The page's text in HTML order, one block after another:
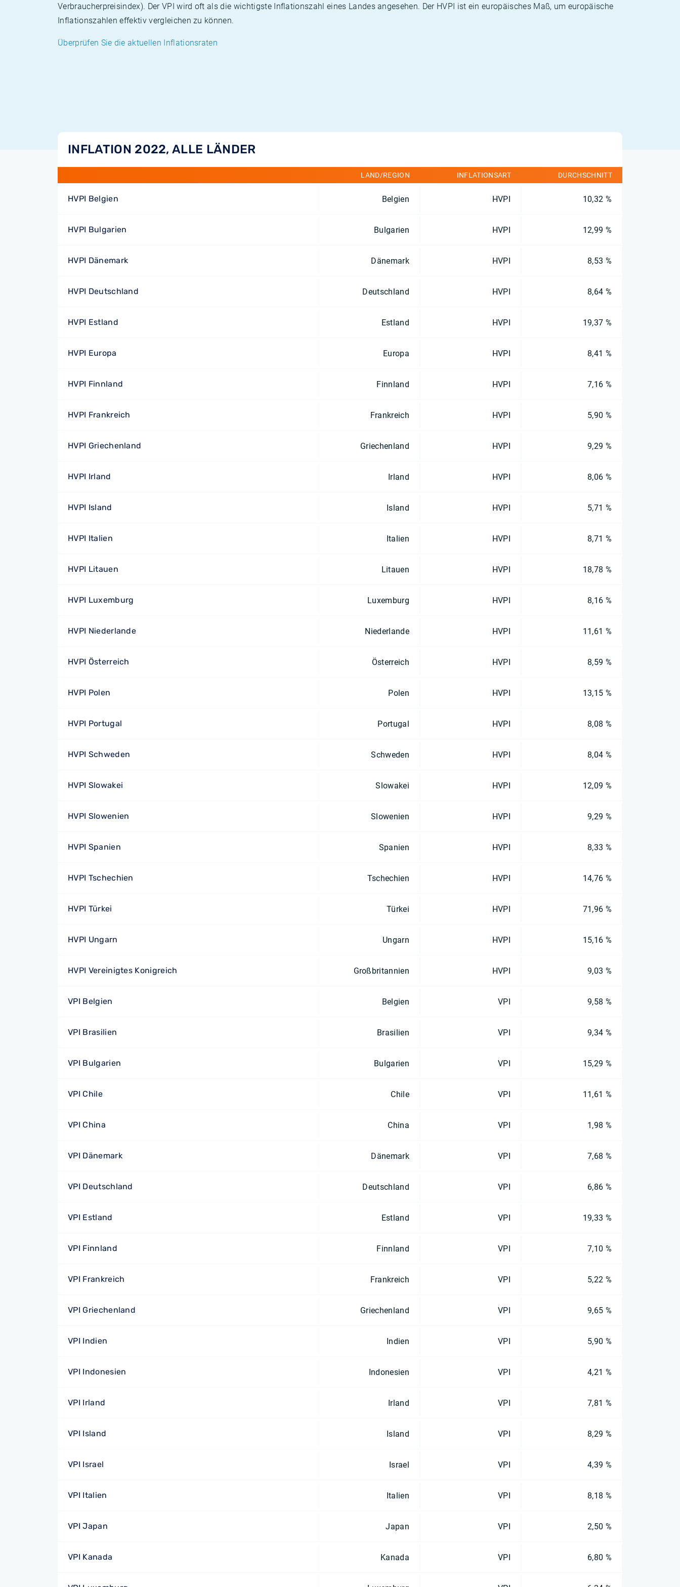
Verbraucherpreisindex). Der VPI wird oft als die wichtigste Inflationszahl eines Landes angesehen. Der HVPI ist ein europäisches Maß, um europäische
Inflationszahlen effektiv vergleichen zu können.
Überprüfen Sie die aktuellen Inflationsraten
INFLATION 2022, ALLE LÄNDER
LAND/REGION INFLATIONSART DURCHSCHNITT
HVPI Belgien Belgien HVPI 10,32 %
HVPI Bulgarien Bulgarien HVPI 12,99 %
HVPI Dänemark Dänemark HVPI 8,53 %
HVPI Deutschland Deutschland HVPI 8,64 %
HVPI Estland Estland HVPI 19,37 %
HVPI Europa Europa HVPI 8,41 %
HVPI Finnland Finnland HVPI 7,16 %
HVPI Frankreich Frankreich HVPI 5,90 %
HVPI Griechenland Griechenland HVPI 9,29 %
HVPI Irland Irland HVPI 8,06 %
HVPI Island Island HVPI 5,71 %
HVPI Italien Italien HVPI 8,71 %
HVPI Litauen Litauen HVPI 18,78 %
HVPI Luxemburg Luxemburg HVPI 8,16 %
HVPI Niederlande Niederlande HVPI 11,61 %
HVPI Österreich Österreich HVPI 8,59 %
HVPI Polen Polen HVPI 13,15 %
HVPI Portugal Portugal HVPI 8,08 %
HVPI Schweden Schweden HVPI 8,04 %
HVPI Slowakei Slowakei HVPI 12,09 %
HVPI Slowenien Slowenien HVPI 9,29 %
HVPI Spanien Spanien HVPI 8,33 %
HVPI Tschechien Tschechien HVPI 14,76 %
HVPI Türkei Türkei HVPI 71,96 %
HVPI Ungarn Ungarn HVPI 15,16 %
HVPI Vereinigtes Konigreich Großbritannien HVPI 9,03 %
VPI Belgien Belgien VPI 9,58 %
VPI Brasilien Brasilien VPI 9,34 %
VPI Bulgarien Bulgarien VPI 15,29 %
VPI Chile Chile VPI 11,61 %
VPI China China VPI 1,98 %
VPI Dänemark Dänemark VPI 7,68 %
VPI Deutschland Deutschland VPI 6,86 %
VPI Estland Estland VPI 19,33 %
VPI Finnland Finnland VPI 7,10 %
VPI Frankreich Frankreich VPI 5,22 %
VPI Griechenland Griechenland VPI 9,65 %
VPI Indien Indien VPI 5,90 %
VPI Indonesien Indonesien VPI 4,21 %
VPI Irland Irland VPI 7,81 %
VPI Island Island VPI 8,29 %
VPI Israel Israel VPI 4,39 %
VPI Italien Italien VPI 8,18 %
VPI Japan Japan VPI 2,50 %
VPI Kanada Kanada VPI 6,80 %